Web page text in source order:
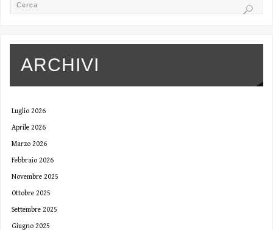
ARCHIVI
Luglio 2026
Aprile 2026
Marzo 2026
Febbraio 2026
Novembre 2025
Ottobre 2025
Settembre 2025
Giugno 2025